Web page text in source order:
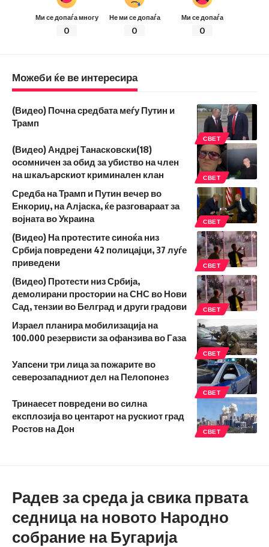
Ми се допаѓа многу
0
Не ми се допаѓа
0
Ми се допаѓа
0
Можеби ќе ве интересира
СВЕТ
(Видео) Почна средбата меѓу Путин и
Трамп
СВЕТ
(Видео) Андреј Танасковски(18)
осомничен за обид за убиство на член
на шкаљарскиот криминален клан
СВЕТ
Средба на Трамп и Путин вечер во
Енкориџ, на Алјаска, ќе разговараат за
војната во Украина
СВЕТ
(Видео) На протестите синоќа низ
Србија повредени 42 полицајци, 37 луѓе
приведени
СВЕТ
(Видео) Протести низ Србија,
демолирани простории на СНС во Нови
Сад, тензии во Белград и други градови
СВЕТ
Израел планира мобилизација на
100.000 резервисти за офанзива во Газа
СВЕТ
Уапсени три лица за пожарите во
северозападниот дел на Пелопонез
СВЕТ
Тринаесет повредени во силна
експлозија во центарот на рускиот град
Ростов на Дон
Радев за среда ја свика првата
седница на новото Народно
собрание на Бугарија